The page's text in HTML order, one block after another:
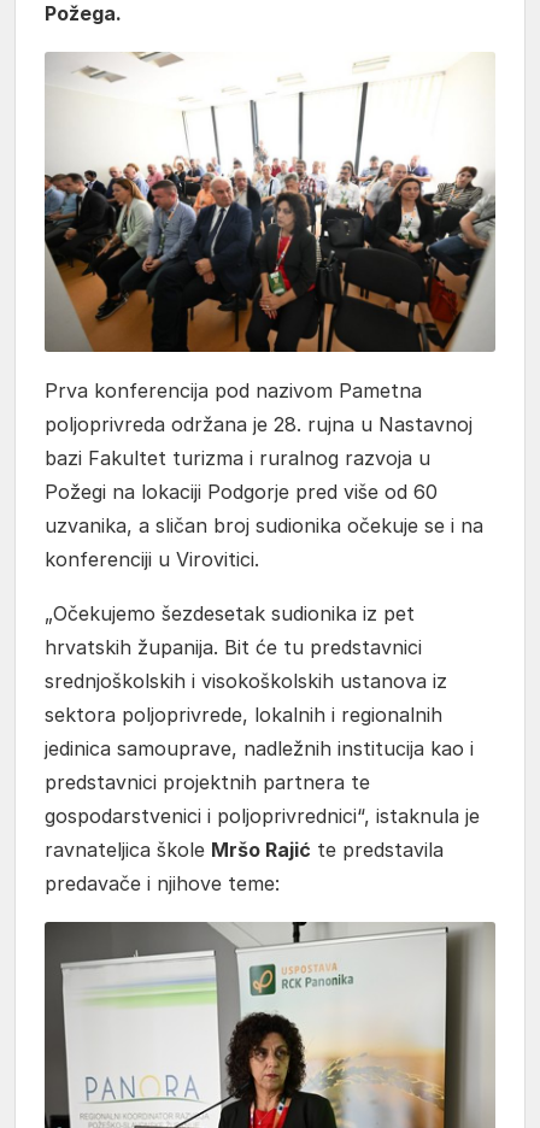
Požega.
Prva konferencija pod nazivom Pametna
poljoprivreda održana je 28. rujna u Nastavnoj
bazi Fakultet turizma i ruralnog razvoja u
Požegi na lokaciji Podgorje pred više od 60
uzvanika, a sličan broj sudionika očekuje se i na
konferenciji u Virovitici.
„Očekujemo šezdesetak sudionika iz pet
hrvatskih županija. Bit će tu predstavnici
srednjoškolskih i visokoškolskih ustanova iz
sektora poljoprivrede, lokalnih i regionalnih
jedinica samouprave, nadležnih institucija kao i
predstavnici projektnih partnera te
gospodarstvenici i poljoprivrednici“, istaknula je
ravnateljica škole Mršo Rajić te predstavila
predavače i njihove teme: